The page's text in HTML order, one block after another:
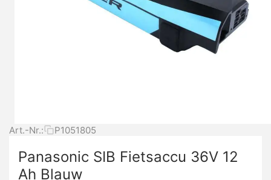
Art.-Nr.: P1051805
Panasonic SIB Fietsaccu 36V 12
Ah Blauw